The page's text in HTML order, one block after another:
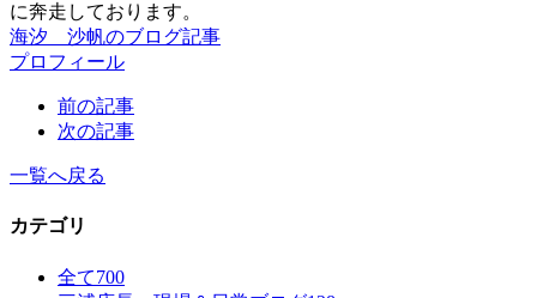
に奔走しております。
海汐 沙帆のブログ記事
プロフィール
前の記事
次の記事
一覧へ戻る
カテゴリ
全て700